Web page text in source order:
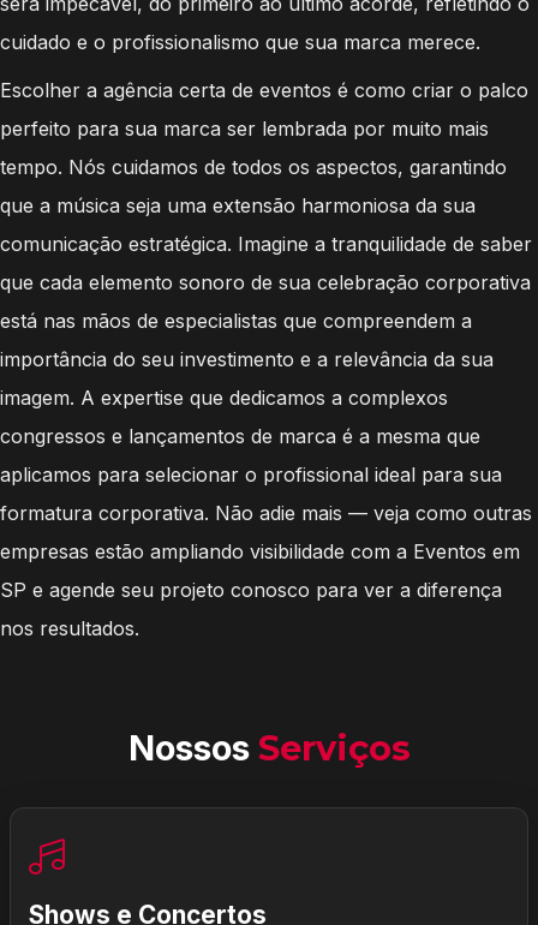
cuidado e o profissionalismo que sua marca merece.
Escolher a agência certa de eventos é como criar o palco
perfeito para sua marca ser lembrada por muito mais
tempo. Nós cuidamos de todos os aspectos, garantindo
que a música seja uma extensão harmoniosa da sua
comunicação estratégica. Imagine a tranquilidade de saber
que cada elemento sonoro de sua celebração corporativa
está nas mãos de especialistas que compreendem a
importância do seu investimento e a relevância da sua
imagem. A expertise que dedicamos a complexos
congressos e lançamentos de marca é a mesma que
aplicamos para selecionar o profissional ideal para sua
formatura corporativa. Não adie mais — veja como outras
empresas estão ampliando visibilidade com a Eventos em
SP e agende seu projeto conosco para ver a diferença
nos resultados.
Nossos Serviços
Shows e Concertos